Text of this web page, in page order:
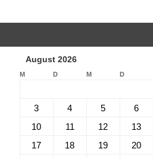
August 2026
M D M D
3
4 5 6
10
11 12 13
17
18 19 20